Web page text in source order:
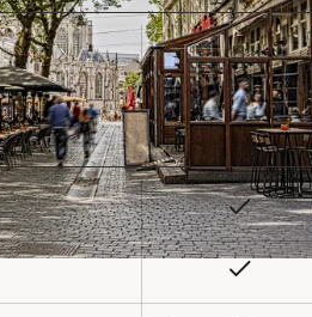
da
3
da
Sim